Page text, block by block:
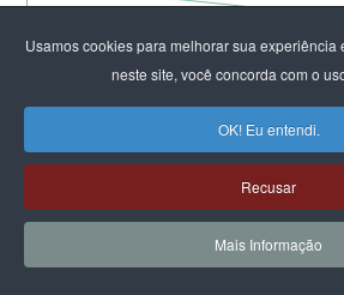
Usamos cookies para melhorar sua experiência
neste site, você concorda com o
OK! Eu entendi.
Recusar
Mais Informação
RECOMENDAMOS A
August Nimtz prova que
antirracismo são
Rap transfeminista radical
Quem tem medo dos corpos
Projetos de proteção às